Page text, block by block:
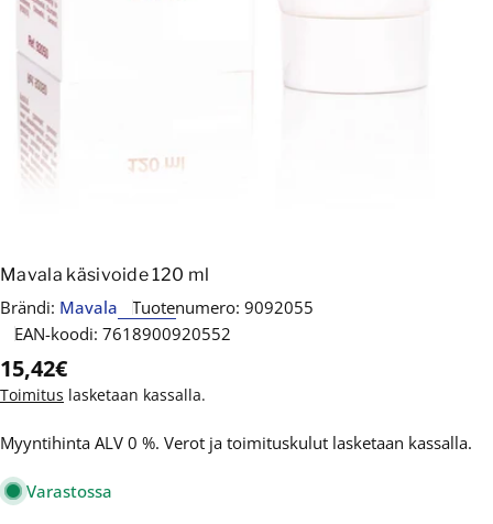
Mavala käsivoide 120 ml
Brändi: Mavala Tuotenumero: 9092055
EAN-koodi: 7618900920552
Normaalihinta
15,42€
Toimitus lasketaan kassalla.
Myyntihinta ALV 0 %. Verot ja toimituskulut lasketaan kassalla.
Varastossa